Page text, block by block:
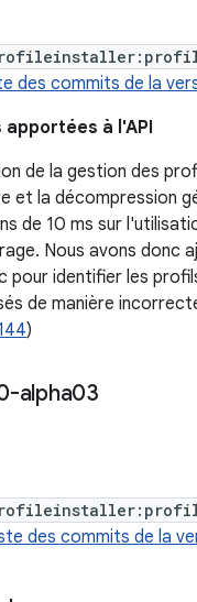
des commits de la
à l'API
de la gestion des
et la décompression
de 10 ms sur
Nous avons donc
pour identifier les
de manière
)
alpha03
des commits de la